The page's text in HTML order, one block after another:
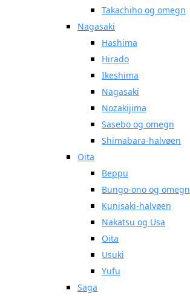
Takachiho og omegn
Nagasaki
Hashima
Hirado
Ikeshima
Nagasaki
Nozakijima
Sasebo og omegn
Shimabara-halvøen
Oita
Beppu
Bungo-ono og omegn
Kunisaki-halvøen
Nakatsu og Usa
Oita
Usuki
Yufu
Saga